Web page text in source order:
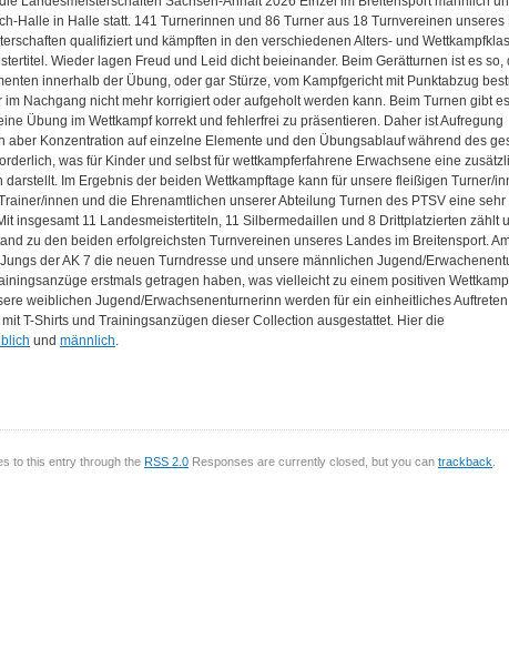
Halle in Halle statt. 141 Turnerinnen und 86 Turner aus 18 Turnvereinen unseres
qualifiziert und kämpften in den verschiedenen Alters- und
Wieder lagen Freud und Leid dicht beieinander. Beim Gerätturnen ist es so,
innerhalb der Übung, oder gar Stürze, vom Kampfgericht mit Punktabzug
im Nachgang nicht mehr korrigiert oder aufgeholt werden kann. Beim Turnen gibt
Übung im Wettkampf korrekt und fehlerfrei zu präsentieren. Daher ist Aufregung
aber Konzentration auf einzelne Elemente und den Übungsablauf während des
was für Kinder und selbst für wettkampferfahrene Erwachsene eine
darstellt. Im Ergebnis der beiden Wettkampftage kann für unsere fleißigen Turner/
innen und die Ehrenamtlichen unserer Abteilung Turnen des PTSV eine sehr
insgesamt 11 Landesmeistertiteln, 11 Silbermedaillen und 8 Drittplatzierten zählt
zu den beiden erfolgreichsten Turnvereinen unseres Landes im Breitensport.
der AK 7 die neuen Turndresse und unsere männlichen Jugend/
erstmals getragen haben, was vielleicht zu einem positiven
weiblichen Jugend/Erwachsenenturnerinn werden für ein einheitliches Auftreten
T-Shirts und Trainingsanzügen dieser Collection ausgestattet. Hier die
und männlich.
to this entry through the RSS 2.0 Responses are currently closed, but you can trackback